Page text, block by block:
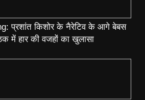
प्रशांत किशोर के नैरेटिव के आगे बेबस
में हार की वजहों का खुलासा